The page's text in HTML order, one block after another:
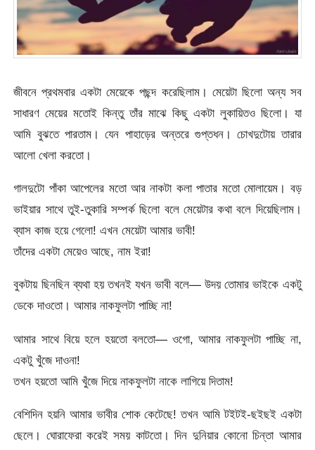
জীবনে প্রথমবার একটা মেয়েকে পছন্দ করেছিলাম। মেয়েটা ছিলো অন্য সব
সাধারণ মেয়ের মতোই কিন্তু তাঁর মাঝে কিছু একটা লুকায়িতও ছিলো। যা
আমি বুঝতে পারতাম। যেন পাহাড়ের অন্তরে গুপ্তধন। চোখদুটোয় তারার
আলো খেলা করতো।
গালদুটো পাঁকা আপেলের মতো আর নাকটা কলা পাতার মতো মোলায়েম। বড়
ভাইয়ার সাথে তুই-তুকারি সম্পর্ক ছিলো বলে মেয়েটার কথা বলে দিয়েছিলাম।
ব্যাস কাজ হয়ে গেলো! এখন মেয়েটা আমার ভাবী!
তাঁদের একটা মেয়েও আছে, নাম ইরা!
বুকটায় ছিনছিন ব্যথা হয় তখনই যখন ভাবী বলে— উদয় তোমার ভাইকে একটু
ডেকে দাওতো। আমার নাকফুলটা পাচ্ছি না!
আমার সাথে বিয়ে হলে হয়তো বলতো— ওগো, আমার নাকফুলটা পাচ্ছি না,
একটু খুঁজে দাওনা!
তখন হয়তো আমি খুঁজে দিয়ে নাকফুলটা নাকে লাগিয়ে দিতাম!
বেশিদিন হয়নি আমার ভাবীর শোক কেটেছে! তখন আমি টইটই-ছইছই একটা
ছেলে। ঘোরাফেরা করেই সময় কাটতো। দিন দুনিয়ার কোনো চিন্তা আমার